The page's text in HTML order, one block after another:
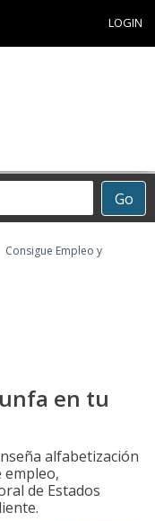
LOGIN
Go
Consigue Empleo y
en tu
alfabetización
empleo,
de Estados